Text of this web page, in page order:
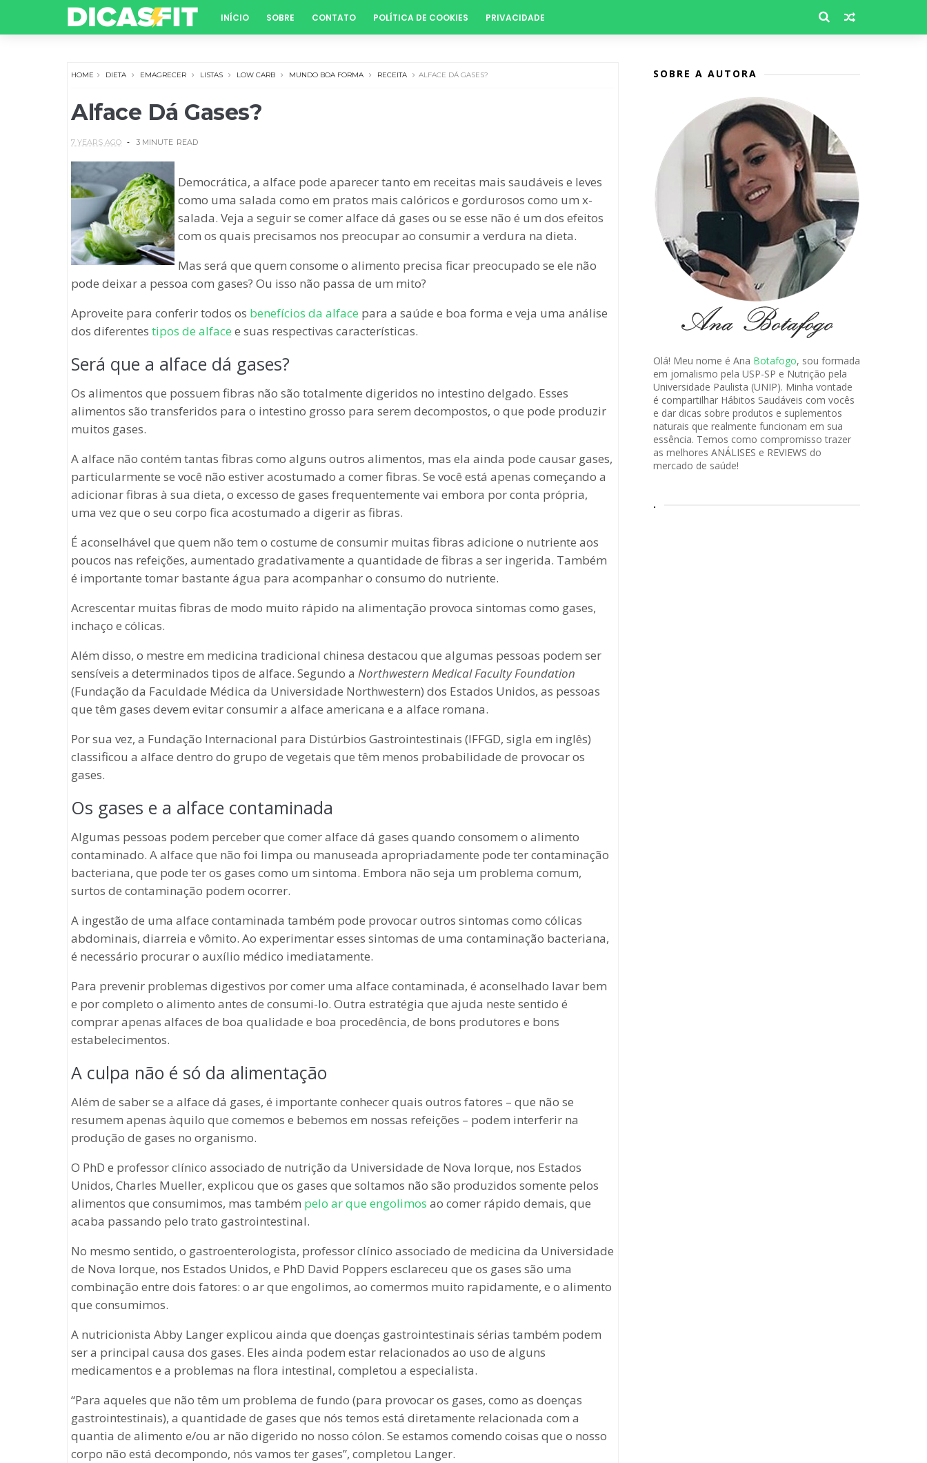
INÍCIO SOBRE CONTATO POLÍTICA DE COOKIES PRIVACIDADE
HOME DIETA EMAGRECER LISTAS LOW CARB MUNDO BOA FORMA RECEITA ALFACE DÁ GASES?
Alface Dá Gases?
7 YEARS AGO 3 MINUTE READ
Democrática, a alface pode aparecer tanto em receitas mais saudáveis e leves
como uma salada como em pratos mais calóricos e gordurosos como um x-
salada. Veja a seguir se comer alface dá gases ou se esse não é um dos efeitos
com os quais precisamos nos preocupar ao consumir a verdura na dieta.
Mas será que quem consome o alimento precisa ficar preocupado se ele não
pode deixar a pessoa com gases? Ou isso não passa de um mito?
Aproveite para conferir todos os benefícios da alface para a saúde e boa forma e veja uma análise
dos diferentes tipos de alface e suas respectivas características.
Será que a alface dá gases?
Os alimentos que possuem fibras não são totalmente digeridos no intestino delgado. Esses
alimentos são transferidos para o intestino grosso para serem decompostos, o que pode produzir
muitos gases.
A alface não contém tantas fibras como alguns outros alimentos, mas ela ainda pode causar gases,
particularmente se você não estiver acostumado a comer fibras. Se você está apenas começando a
adicionar fibras à sua dieta, o excesso de gases frequentemente vai embora por conta própria,
uma vez que o seu corpo fica acostumado a digerir as fibras.
É aconselhável que quem não tem o costume de consumir muitas fibras adicione o nutriente aos
poucos nas refeições, aumentado gradativamente a quantidade de fibras a ser ingerida. Também
é importante tomar bastante água para acompanhar o consumo do nutriente.
Acrescentar muitas fibras de modo muito rápido na alimentação provoca sintomas como gases,
inchaço e cólicas.
Além disso, o mestre em medicina tradicional chinesa destacou que algumas pessoas podem ser
sensíveis a determinados tipos de alface. Segundo a Northwestern Medical Faculty Foundation
(Fundação da Faculdade Médica da Universidade Northwestern) dos Estados Unidos, as pessoas
que têm gases devem evitar consumir a alface americana e a alface romana.
Por sua vez, a Fundação Internacional para Distúrbios Gastrointestinais (IFFGD, sigla em inglês)
classificou a alface dentro do grupo de vegetais que têm menos probabilidade de provocar os
gases.
Os gases e a alface contaminada
Algumas pessoas podem perceber que comer alface dá gases quando consomem o alimento
contaminado. A alface que não foi limpa ou manuseada apropriadamente pode ter contaminação
bacteriana, que pode ter os gases como um sintoma. Embora não seja um problema comum,
surtos de contaminação podem ocorrer.
A ingestão de uma alface contaminada também pode provocar outros sintomas como cólicas
abdominais, diarreia e vômito. Ao experimentar esses sintomas de uma contaminação bacteriana,
é necessário procurar o auxílio médico imediatamente.
Para prevenir problemas digestivos por comer uma alface contaminada, é aconselhado lavar bem
e por completo o alimento antes de consumi-lo. Outra estratégia que ajuda neste sentido é
comprar apenas alfaces de boa qualidade e boa procedência, de bons produtores e bons
estabelecimentos.
A culpa não é só da alimentação
Além de saber se a alface dá gases, é importante conhecer quais outros fatores – que não se
resumem apenas àquilo que comemos e bebemos em nossas refeições – podem interferir na
produção de gases no organismo.
O PhD e professor clínico associado de nutrição da Universidade de Nova Iorque, nos Estados
Unidos, Charles Mueller, explicou que os gases que soltamos não são produzidos somente pelos
alimentos que consumimos, mas também pelo ar que engolimos ao comer rápido demais, que
acaba passando pelo trato gastrointestinal.
No mesmo sentido, o gastroenterologista, professor clínico associado de medicina da Universidade
de Nova Iorque, nos Estados Unidos, e PhD David Poppers esclareceu que os gases são uma
combinação entre dois fatores: o ar que engolimos, ao comermos muito rapidamente, e o alimento
que consumimos.
A nutricionista Abby Langer explicou ainda que doenças gastrointestinais sérias também podem
ser a principal causa dos gases. Eles ainda podem estar relacionados ao uso de alguns
medicamentos e a problemas na flora intestinal, completou a especialista.
“Para aqueles que não têm um problema de fundo (para provocar os gases, como as doenças
gastrointestinais), a quantidade de gases que nós temos está diretamente relacionada com a
quantia de alimento e/ou ar não digerido no nosso cólon. Se estamos comendo coisas que o nosso
corpo não está decompondo, nós vamos ter gases”, completou Langer.
SOBRE A AUTORA
Olá! Meu nome é Ana Botafogo, sou formada
em jornalismo pela USP-SP e Nutrição pela
Universidade Paulista (UNIP). Minha vontade
é compartilhar Hábitos Saudáveis com vocês
e dar dicas sobre produtos e suplementos
naturais que realmente funcionam em sua
essência. Temos como compromisso trazer
as melhores ANÁLISES e REVIEWS do
mercado de saúde!
.